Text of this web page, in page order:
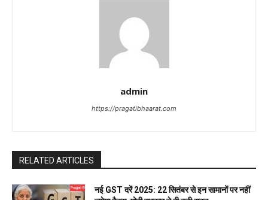
admin
https://pragatibhaarat.com
RELATED ARTICLES
नई GST दरें 2025: 22 सितंबर से इन सामानों पर नहीं